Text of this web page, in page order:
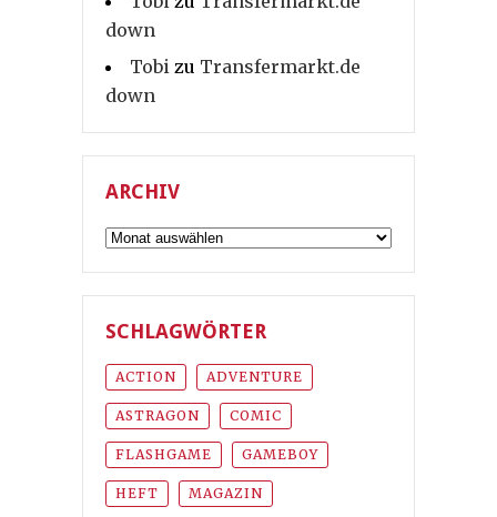
down
Tobi zu Transfermarkt.de
down
ARCHIV
Archiv
SCHLAGWÖRTER
ACTION ADVENTURE
ASTRAGON COMIC
FLASHGAME GAMEBOY
HEFT MAGAZIN